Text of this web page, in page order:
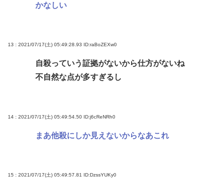
かなしい
13 : 2021/07/17(土) 05:49:28.93 ID:raBoZEXw0
自殺っていう証拠がないから仕方がないね
不自然な点が多すぎるし
14 : 2021/07/17(土) 05:49:54.50 ID:j6cReNRh0
まあ他殺にしか見えないからなあこれ
15 : 2021/07/17(土) 05:49:57.81 ID:DzssYUKy0